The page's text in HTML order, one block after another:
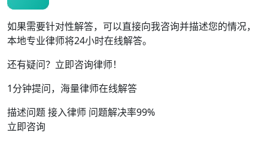
如果需要针对性解答，可以直接向我咨询并描述您的情况，
本地专业律师将24小时在线解答。
还有疑问？立即咨询律师！
1分钟提问，海量律师在线解答
描述问题 接入律师 问题解决率99%
立即咨询